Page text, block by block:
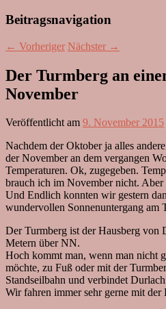
Beitragsnavigation
← Vorheriger Nächster →
Der Turmberg an
November
Veröffentlicht am 9. November 2015
Nachdem der Oktober ja alles
der November an dem vergangen
Temperaturen. Ok, zugegeben.
brauch ich im November nicht. Aber
Und Endlich konnten wir gestern
wundervollen Sonnenuntergang am
Der Turmberg ist der Hausberg von
Metern über NN.
Hoch kommt man, wenn man nicht
möchte, zu Fuß oder mit der
Standseilbahn und verbindet
Wir fahren immer sehr gerne mit der